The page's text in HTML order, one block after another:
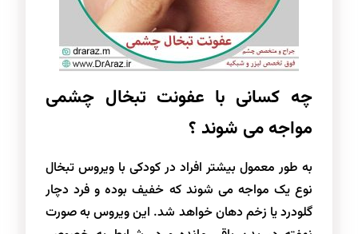
چه کسانی با عفونت تبخال چشمی
مواجه می شوند ؟
به طور معمول بیشتر افراد در کودکی با ویروس تبخال
نوع یک مواجه می شوند که خفیف بوده و فرد دچار
گلودرد یا زخم دهان خواهد شد. این ویروس به صورت